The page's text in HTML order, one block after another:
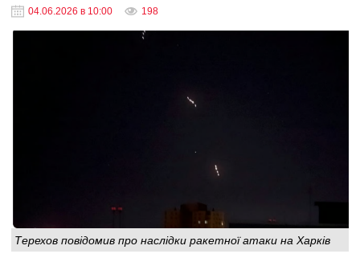
04.06.2026 в 10:00 198
Терехов повідомив про наслідки ракетної атаки на Харків